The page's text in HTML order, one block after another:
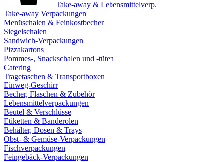
Take-away & Lebensmittelverp.
Take-away Verpackungen
Menüschalen & Feinkostbecher
Siegelschalen
Sandwich-Verpackungen
Pizzakartons
Pommes-, Snackschalen und -tüten
Catering
Tragetaschen & Transportboxen
Einweg-Geschirr
Becher, Flaschen & Zubehör
Lebensmittelverpackungen
Beutel & Verschlüsse
Etiketten & Banderolen
Behälter, Dosen & Trays
Obst- & Gemüse-Verpackungen
Fischverpackungen
Feingebäck-Verpackungen